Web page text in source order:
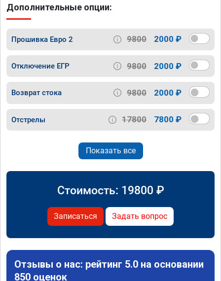
Дополнительные опции:
Прошивка Евро 2 9800 2000 ₽
Отключение ЕГР 9800 2000 ₽
Возврат стока 9800 2000 ₽
Отстрелы 17800 7800 ₽
Показать все
Стоимость: 19800 ₽
Записаться Задать вопрос
Отзывы о нас: рейтинг 5.0 на основании
850 оценок